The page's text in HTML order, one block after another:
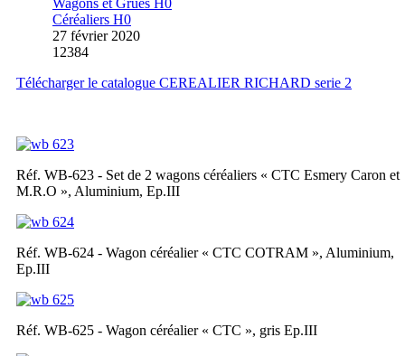
Céréaliers H0
27 février 2020
12384
Télécharger le catalogue CEREALIER RICHARD serie 2
Réf. WB-623 - Set de 2 wagons céréaliers « CTC Esmery Caron et
M.R.O », Aluminium, Ep.III
Réf. WB-624 - Wagon céréalier « CTC COTRAM », Aluminium,
Ep.III
Réf. WB-625 - Wagon céréalier « CTC », gris Ep.III